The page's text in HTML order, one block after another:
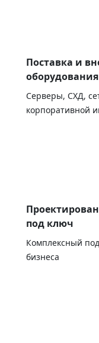
Поставка и
оборудования
Серверы, СХД,
корпоративной
под ключ
Комплексный
бизнеса